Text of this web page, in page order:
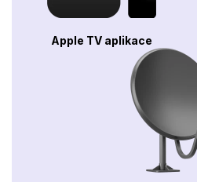
Apple TV aplikace